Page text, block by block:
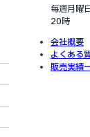
毎週月曜
20時
会社概要
よくある
販売実績